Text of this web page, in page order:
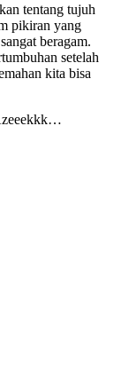
tentang tujuh
pikiran yang
beragam.
setelah
kita bisa